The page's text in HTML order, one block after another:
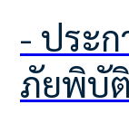
- ประกาศองค์การบริหารส่วนตำบลโคกเพลาะ เรื่อง การช่วยเหลือประชาชนผู้ประสบ
ภัยพิบั